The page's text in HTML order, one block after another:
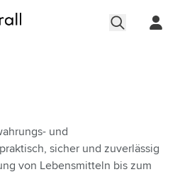
und
sicher und zuverlässig
von Lebensmitteln bis zum